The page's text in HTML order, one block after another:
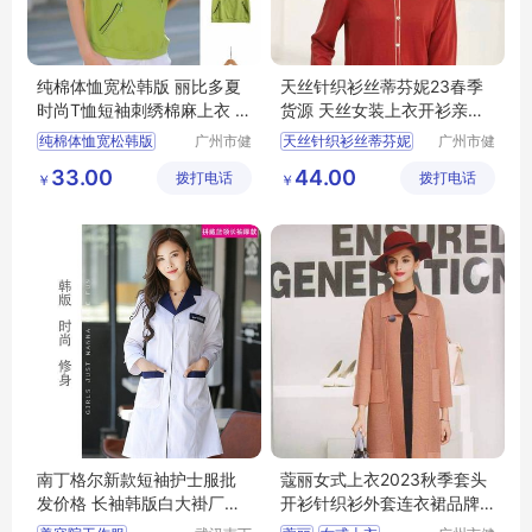
纯棉体恤宽松韩版 丽比多夏
时尚T恤短袖刺绣棉麻上衣 服
装尾货市场
纯棉体恤宽松韩版
服装尾货市场
广州市健
限公司
￥ 33.00 拨打电话
天丝针织衫丝蒂芬妮23春季
货源 天丝女装上衣开衫亲肤
透气 品牌女装尾货
天丝针织衫丝蒂芬妮
品牌女装尾货
广州市健
限公司
￥ 44.00 拨打电话
南丁格尔新款短袖护士服批
发价格 长袖韩版白大褂厂家
直销
蔻丽女式上衣2023秋季套头
开衫针织衫外套连衣裙品牌
折扣尾货女装货源